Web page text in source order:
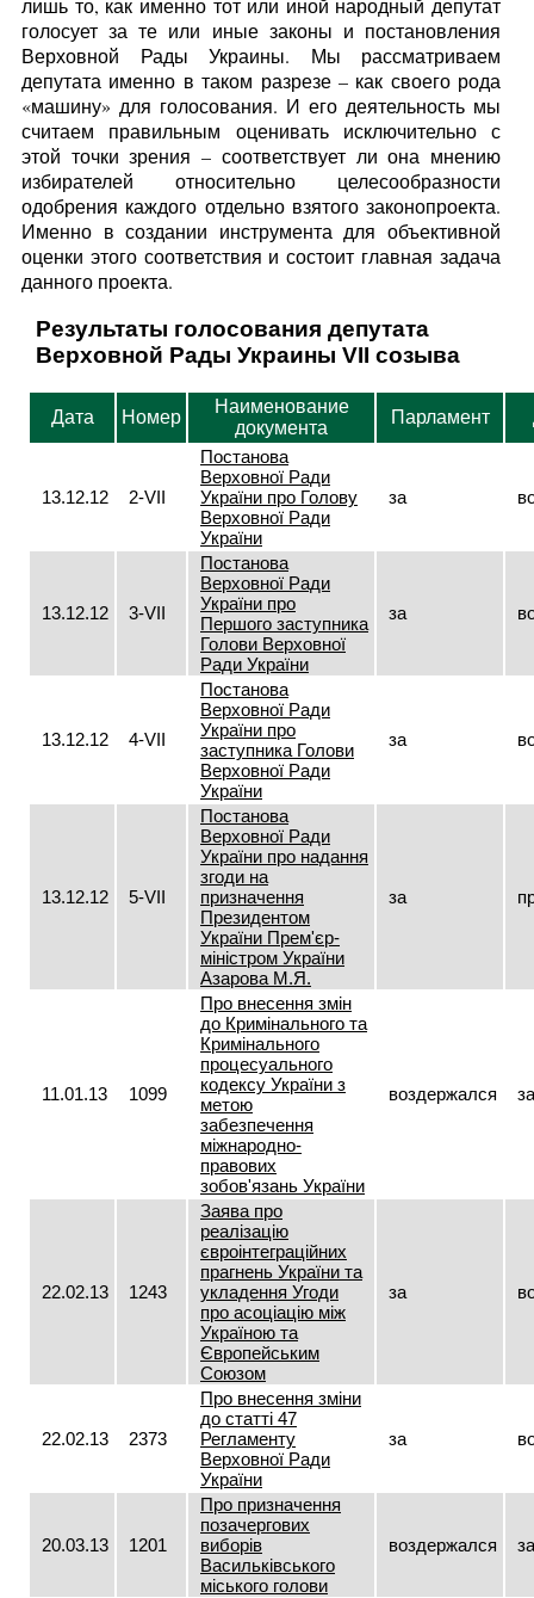
лишь то, как именно тот или иной народный депутат
голосует за те или иные законы и постановления
Верховной Рады Украины. Мы рассматриваем
депутата именно в таком разрезе – как своего рода
«машину» для голосования. И его деятельность мы
считаем правильным оценивать исключительно с
этой точки зрения – соответствует ли она мнению
избирателей относительно целесообразности
одобрения каждого отдельно взятого законопроекта.
Именно в создании инструмента для объективной
оценки этого соответствия и состоит главная задача
данного проекта.
Результаты голосования депутата
Верховной Рады Украины VII созыва
Дата Номер
Наименование
документа
Парламент
13.12.12 2-VII
Постанова
Верховної Ради
України про Голову
Верховної Ради
України
за
13.12.12 3-VII
Постанова
Верховної Ради
України про
Першого заступника
Голови Верховної
Ради України
за
13.12.12 4-VII
Постанова
Верховної Ради
України про
заступника Голови
Верховної Ради
України
за
13.12.12 5-VII
Постанова
Верховної Ради
України про надання
згоди на
призначення
Президентом
України Прем'єр-
міністром України
Азарова М.Я.
за
11.01.13 1099
Про внесення змін
до Кримінального та
Кримінального
процесуального
кодексу України з
метою
забезпечення
міжнародно-
правових
зобов'язань України
воздержался за
22.02.13 1243
Заява про
реалізацію
євроінтеграційних
прагнень України та
укладення Угоди
про асоціацію між
Україною та
Європейським
Союзом
за
22.02.13 2373
Про внесення зміни
до статті 47
Регламенту
Верховної Ради
України
за
20.03.13 1201
Про призначення
позачергових
виборів
Васильківського
міського голови
воздержался за